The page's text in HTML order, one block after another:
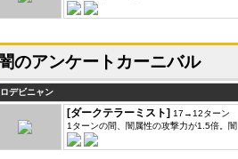
闇のアンケートカーニバル
デビニャン
[ダークテラーミスト] 17→12ターン
1ターンの間、闇属性の攻撃力が1.5倍。闇